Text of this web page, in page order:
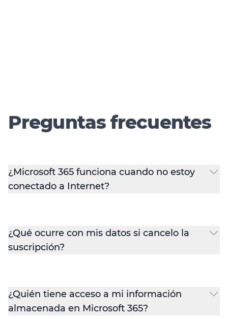
Preguntas frecuentes
¿Microsoft 365 funciona cuando no estoy
conectado a Internet?
¿Qué ocurre con mis datos si cancelo la
suscripción?
¿Quién tiene acceso a mi información
almacenada en Microsoft 365?